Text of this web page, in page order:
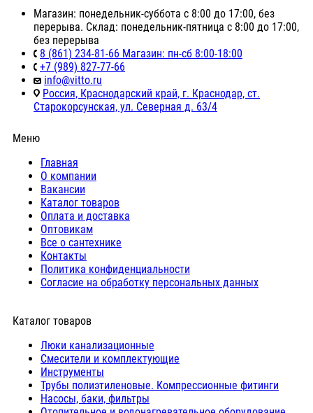
Магазин: понедельник-суббота с 8:00 до 17:00, без
перерыва. Склад: понедельник-пятница с 8:00 до 17:00,
без перерыва
8 (861) 234-81-66 Магазин: пн-сб 8:00-18:00
+7 (989) 827-77-66
info@vitto.ru
Россия, Краснодарский край, г. Краснодар, ст.
Старокорсунская, ул. Северная д. 63/4
Меню
Главная
О компании
Вакансии
Каталог товаров
Оплата и доставка
Оптовикам
Все о сантехнике
Контакты
Политика конфиденциальности
Согласие на обработку персональных данных
Каталог товаров
Люки канализационные
Cмесители и комплектующие
Инструменты
Трубы полиэтиленовые. Компрессионные фитинги
Насосы, баки, фильтры